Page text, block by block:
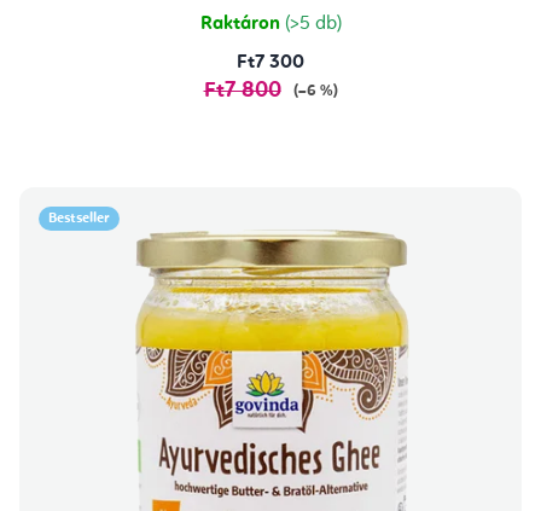
csillag.
Raktáron (>5 db)
Ft7 300
Ft7 800 (–6 %)
Bestseller